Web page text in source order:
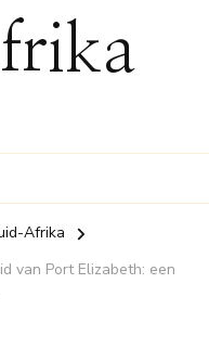
Afrika
van Port Elizabeth: een